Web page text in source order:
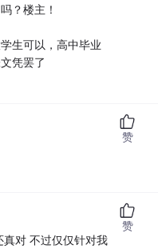
？楼主！
生可以，高中毕业
凭罢了
赞
对 不过仅仅针对我
赞